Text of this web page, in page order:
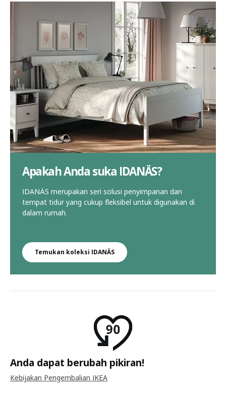
Apakah Anda suka IDANÄS?
IDANÄS merupakan seri solusi penyimpanan dan
tempat tidur yang cukup fleksibel untuk digunakan di
dalam rumah.
Temukan koleksi IDANÄS
Anda dapat berubah pikiran!
Kebijakan Pengembalian IKEA